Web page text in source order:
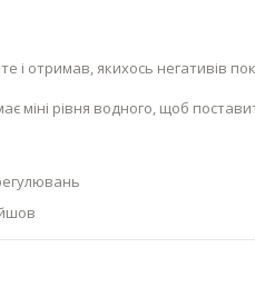
і отримав, якихось негативів
міні рівня водного, щоб